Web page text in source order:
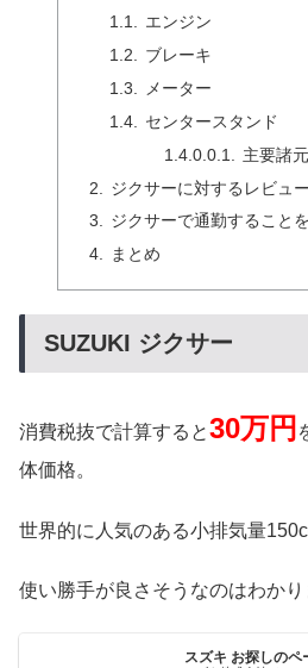
エンジン
ブレーキ
メーター
センタースタンド
主要諸元
ジクサーに対するレビュ
ジクサーで通勤すること
まとめ
SUZUKI ジクサー
消費税抜で計算すると30万円
体価格。
世界的に人気のある小排気量
使い勝手が良さそうなのはわかり
スズキ お探しのペ